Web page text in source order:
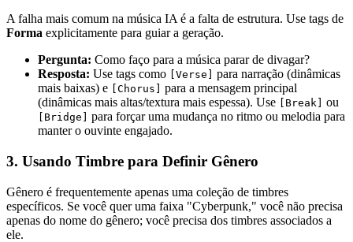
A falha mais comum na música IA é a falta de estrutura. Use tags de
Forma explicitamente para guiar a geração.
Pergunta: Como faço para a música parar de divagar?
Resposta: Use tags como [Verse]
para narração (dinâmicas
mais baixas) e
[Chorus]
para a mensagem principal
(dinâmicas mais altas/textura mais espessa). Use
[Break] ou
[Bridge]
para forçar uma mudança no ritmo ou melodia para
manter o ouvinte engajado.
3. Usando Timbre para Definir Gênero
Gênero é frequentemente apenas uma coleção de timbres
específicos. Se você quer uma faixa "Cyberpunk," você não precisa
apenas do nome do gênero; você precisa dos timbres associados a
ele.